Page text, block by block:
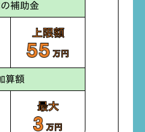
補助金
上限額
万円
算額
最大
万円